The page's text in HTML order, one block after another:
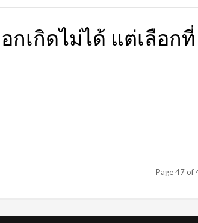
กเกิดไม่ได้ แต่เลือกที่
Page 47 of